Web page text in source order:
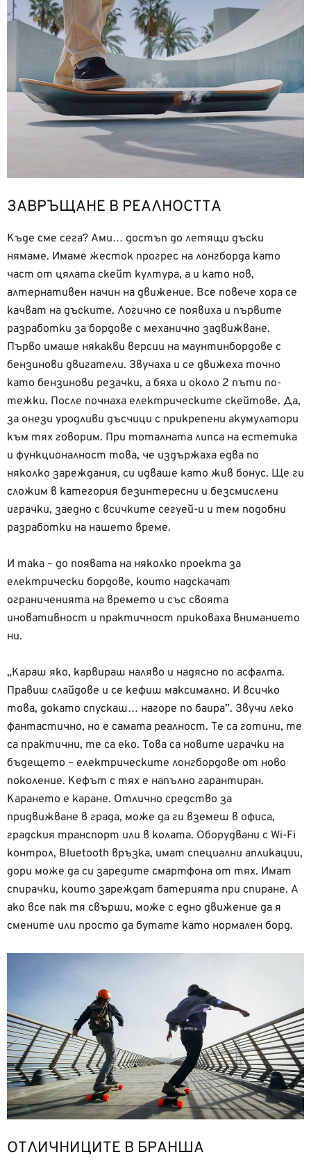
ЗАВРЪЩАНЕ В РЕАЛНОСТТА
Къде сме сега? Ами… достъп до летящи дъски
нямаме. Имаме жесток прогрес на лонгборда като
част от цялата скейт култура, а и като нов,
алтернативен начин на движение. Все повече хора се
качват на дъските. Логично се появиха и първите
разработки за бордове с механично задвижване.
Първо имаше някакви версии на маунтинбордове с
бензинови двигатели. Звучаха и се движеха точно
като бензинови резачки, а бяха и около 2 пъти по-
тежки. После почнаха електрическите скейтове. Да,
за онези уродливи дъсчици с прикрепени акумулатори
към тях говорим. При тоталната липса на естетика
и функционалност това, че издържаха едва по
няколко зареждания, си идваше като жив бонус. Ще ги
сложим в категория безинтересни и безсмислени
играчки, заедно с всичките сегуей-и и тем подобни
разработки на нашето време.
И така – до появата на няколко проекта за
електрически бордове, които надскачат
ограниченията на времето и със своята
иновативност и практичност приковаха вниманието
ни.
„Караш яко, карвираш наляво и надясно по асфалта.
Правиш слайдове и се кефиш максимално. И всичко
това, докато спускаш… нагоре по баира”. Звучи леко
фантастично, но е самата реалност. Те са готини, те
са практични, те са еко. Това са новите играчки на
бъдещето – електрическите лонгбордове от ново
поколение. Кефът с тях е напълно гарантиран.
Карането е каране. Отлично средство за
придвижване в града, може да ги вземеш в офиса,
градския транспорт или в колата. Оборудвани с Wi-Fi
контрол, Bluetooth връзка, имат специални апликации,
дори може да си заредите смартфона от тях. Имат
спирачки, които зареждат батерията при спиране. А
ако все пак тя свърши, може с едно движение да я
смените или просто да бутате като нормален борд.
ОТЛИЧНИЦИТЕ В БРАНША